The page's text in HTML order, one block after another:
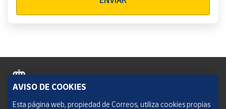
Política de cookies
AVISO DE COOKIES
Esta página web, propiedad de Correos, utiliza cookies propias